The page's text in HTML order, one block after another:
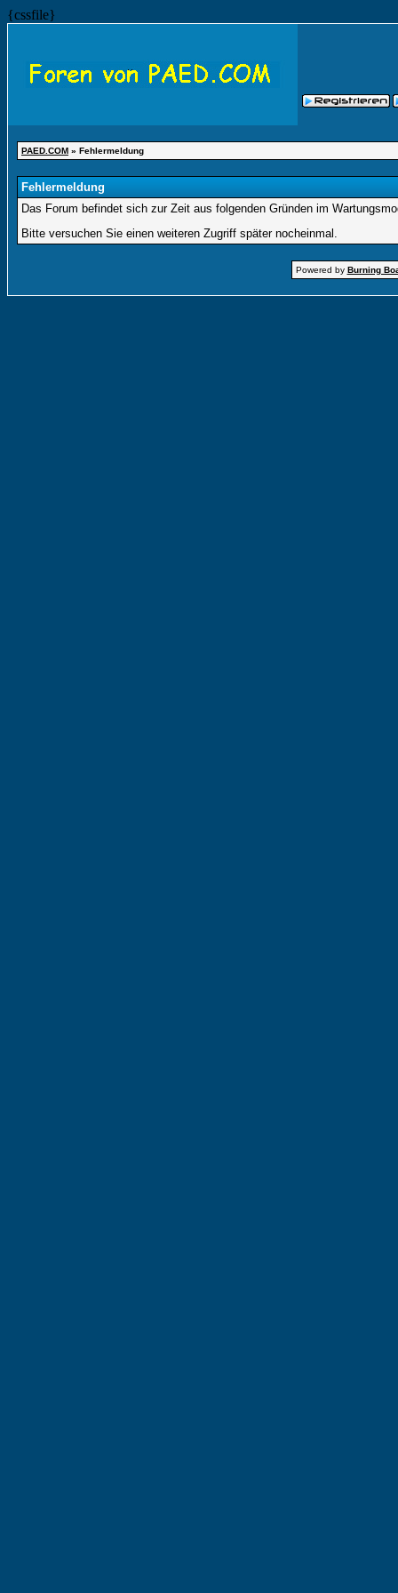
{cssfile}
PAED.COM » Fehlermeldung
Fehlermeldung
Das Forum befindet sich zur Zeit aus folgenden Gründen im
Bitte versuchen Sie einen weiteren Zugriff später nocheinmal.
Powered by Burning